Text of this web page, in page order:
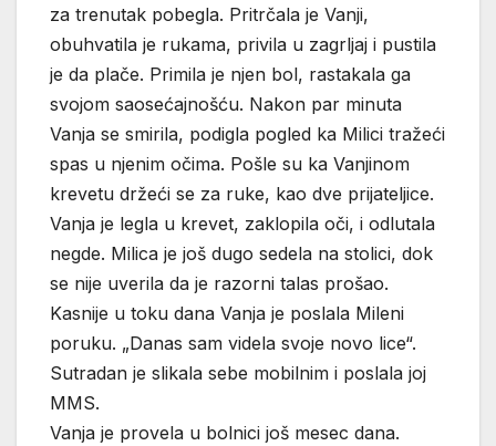
za trenutak pobegla. Pritrčala je Vanji,
obuhvatila je rukama, privila u zagrljaj i pustila
je da plače. Primila je njen bol, rastakala ga
svojom saosećajnošću. Nakon par minuta
Vanja se smirila, podigla pogled ka Milici tražeći
spas u njenim očima. Pošle su ka Vanjinom
krevetu držeći se za ruke, kao dve prijateljice.
Vanja je legla u krevet, zaklopila oči, i odlutala
negde. Milica je još dugo sedela na stolici, dok
se nije uverila da je razorni talas prošao.
Kasnije u toku dana Vanja je poslala Mileni
poruku. „Danas sam videla svoje novo lice“.
Sutradan je slikala sebe mobilnim i poslala joj
MMS.
Vanja je provela u bolnici još mesec dana.